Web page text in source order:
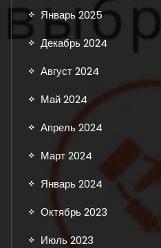
Январь 2025
Декабрь 2024
Август 2024
Май 2024
Апрель 2024
Март 2024
Январь 2024
Октябрь 2023
Июль 2023